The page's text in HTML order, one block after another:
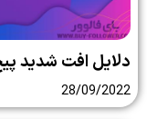
دلایل افت شدید
28/09/2022